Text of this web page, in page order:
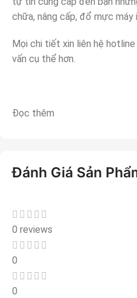
chữa, nâng cấp, đổ mực máy
Mọi chi tiết xin liên hệ
vấn cụ thể hơn.
Đọc thêm
Đánh Giá Sản
0 reviews
0
0